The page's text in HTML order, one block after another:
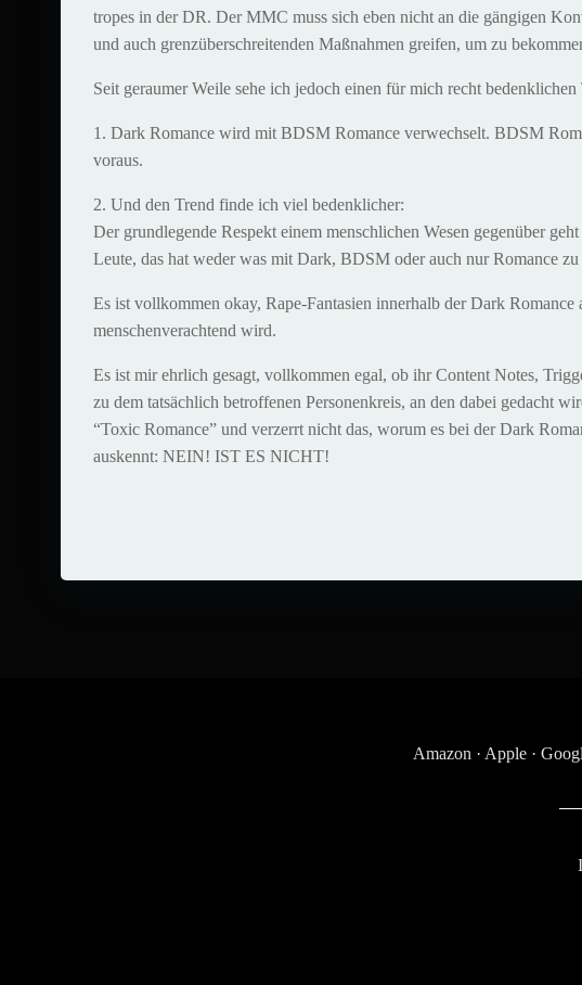
tropes in der DR. Der MMC muss sich eben nicht an die gängigen
und auch grenzüberschreitenden Maßnahmen greifen, um zu
Seit geraumer Weile sehe ich jedoch einen für mich recht
1. Dark Romance wird mit BDSM Romance verwechselt. BDSM
voraus.
2. Und den Trend finde ich viel bedenklicher:
Der grundlegende Respekt einem menschlichen Wesen gegenüber
Leute, das hat weder was mit Dark, BDSM oder auch nur Romance zu
Es ist vollkommen okay, Rape-Fantasien innerhalb der Dark
menschenverachtend wird.
Es ist mir ehrlich gesagt, vollkommen egal, ob ihr Content Notes,
zu dem tatsächlich betroffenen Personenkreis, an den dabei gedacht
“Toxic Romance” und verzerrt nicht das, worum es bei der Dark
auskennt: NEIN! IST ES NICHT!
Amazon · Apple·